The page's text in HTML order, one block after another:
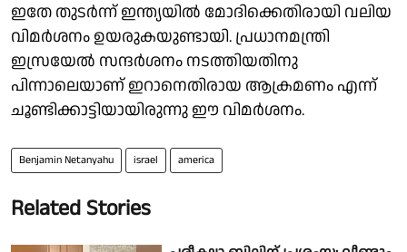
ഇതേ തുടര്‍ന്ന് ഇന്ത്യയില്‍ മോദിക്കെതിരായി വലിയ
വിമര്‍ശനം ഉയരുകയുണ്ടായി. പ്രധാനമന്ത്രി
ഇസ്രയേല്‍ സന്ദര്‍ശനം നടത്തിയതിനു
പിന്നാലെയാണ് ഇറാനെതിരായ ആക്രമണം എന്ന്
ചൂണ്ടിക്കാട്ടിയായിരുന്നു ഈ വിമര്‍ശനം.
Benjamin Netanyahu israel america
Related Stories